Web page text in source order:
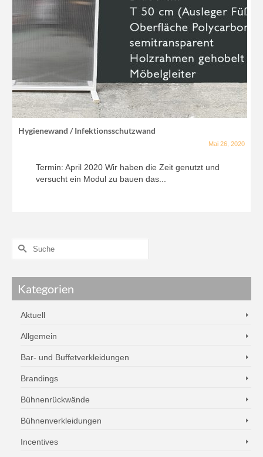
Hygienewand / Infektionsschutzwand
Mai 26, 2020
Termin: April 2020 Wir haben die Zeit genutzt und
versucht ein Modul zu bauen das...
Kategorien
Aktuell
Allgemein
Bar- und Buffetverkleidungen
Brandings
Bühnenrückwände
Bühnenverkleidungen
Incentives